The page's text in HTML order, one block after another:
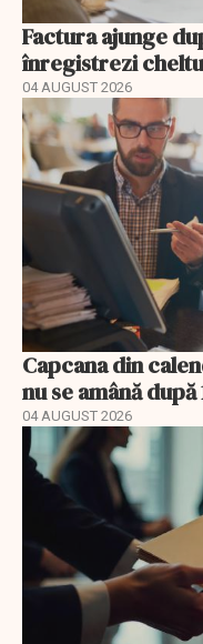
Factura ajunge
înregistrezi
04 AUGUST 2026
Capcana din
nu se amână după
04 AUGUST 2026